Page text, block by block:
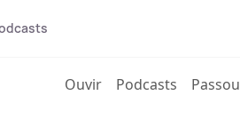
Ouvir(current)
Podcasts Passou